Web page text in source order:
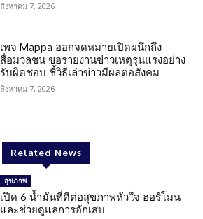
สิงหาคม 7, 2026
เพจ Mappa ออกจดหมายเปิดผนึกถึง
สื่อมวลชน ขอรายงานข่าวเหตุรุนแรงอย่าง
รับผิดชอบ ชี้วิธีเล่าข่าวมีผลต่อสังคม
สิงหาคม 7, 2026
Related News
สุขภาพ
เปิด 6 น้ำมันที่ดีต่อสุขภาพหัวใจ ฮอร์โมน
และช่วยดูแลการอักเสบ